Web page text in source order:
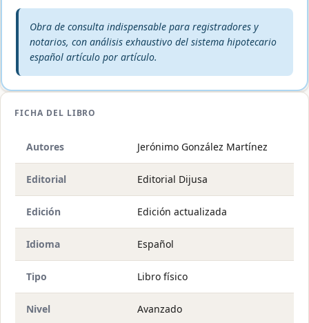
Veredicto editorial:
Obra de consulta indispensable para registradores y
notarios, con análisis exhaustivo del sistema hipotecario
español artículo por artículo.
FICHA DEL LIBRO
Autores Jerónimo González Martínez
Editorial Editorial Dijusa
Edición Edición actualizada
Idioma Español
Tipo Libro físico
Nivel Avanzado